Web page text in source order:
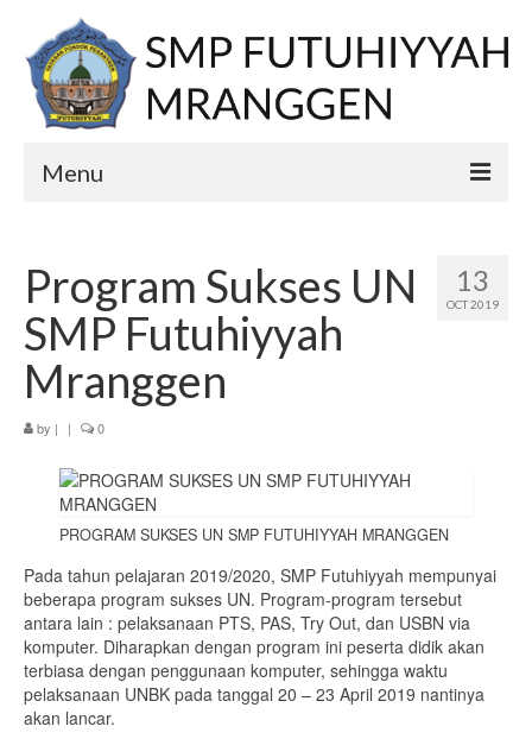
Menu
PPDB
E-learning
Berita
Profil
Visi
Misi
Tujuan
Pendidik
Ekstrakurikuler
Kontak
13
OCT 2019
Program Sukses UN
SMP Futuhiyyah
Mranggen
by | | 0
PROGRAM SUKSES UN SMP FUTUHIYYAH MRANGGEN
Pada tahun pelajaran 2019/2020, SMP Futuhiyyah mempunyai
beberapa program sukses UN. Program-program tersebut
antara lain : pelaksanaan PTS, PAS, Try Out, dan USBN via
komputer. Diharapkan dengan program ini peserta didik akan
terbiasa dengan penggunaan komputer, sehingga waktu
pelaksanaan UNBK pada tanggal 20 – 23 April 2019 nantinya
akan lancar.